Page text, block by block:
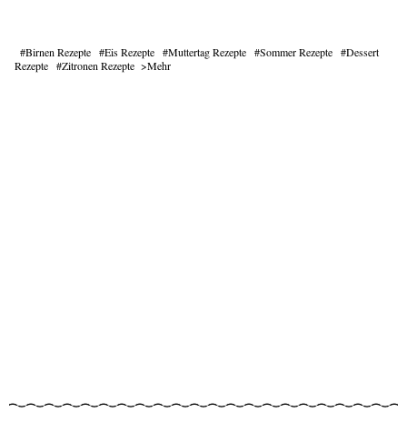
Birnen Rezepte Eis Rezepte Muttertag Rezepte Sommer Rezepte
Dessert
Rezepte
Zitronen Rezepte Mehr